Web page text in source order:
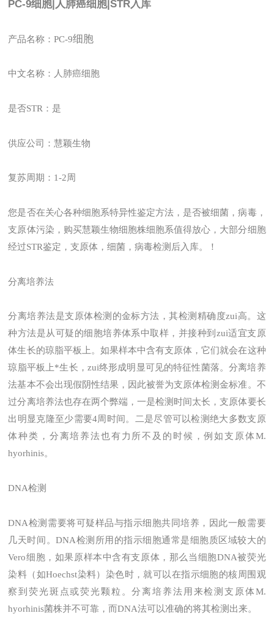
PC-9细胞|人肺癌细胞|STR入库
产品名称：PC-9细胞
中文名称：人肺癌细胞
是否STR：是
供应公司：慧颖生物
复苏周期：1-2周
您是否在关心各种细胞系特异性鉴定方法，是否被细菌，病毒，
支原体污染，购买慧颖生物细胞株细胞系值得放心，大部分细胞
经过STR鉴定，支原体，细菌，病毒检测后入库。！
分离培养法
分离培养法是支原体检测的金标方法，其检测精确度zui高。这
种方法是从可疑的细胞培养体系中取样，并接种到zui适宜支原
体生长的琼脂平板上。如果样本中含有支原体，它们就会在这种
琼脂平板上*生长，zui终形成明显可见的特征性菌落。分离培养
法基本不会出现假阴性结果，因此被誉为支原体检测金标准。不
过分离培养法也存在两个弊端，一是检测时间太长，支原体要长
出明显克隆至少需要4周时间。二是尽管可以检测绝大多数支原
体种类，分离培养法也有力所不及的时候，例如支原体M.
hyorhinis。
DNA检测
DNA检测需要将可疑样品与指示细胞共同培养，因此一般需要
几天时间。DNA检测所用的指示细胞通常是细胞质区域较大的
Vero细胞，如果原样本中含有支原体，那么当细胞DNA被荧光
染料（如Hoechst染料）染色时，就可以在指示细胞的核周围观
察到荧光斑点或荧光颗粒。分离培养法用来检测支原体M.
hyorhinis菌株并不可靠，而DNA法可以准确的将其检测出来。